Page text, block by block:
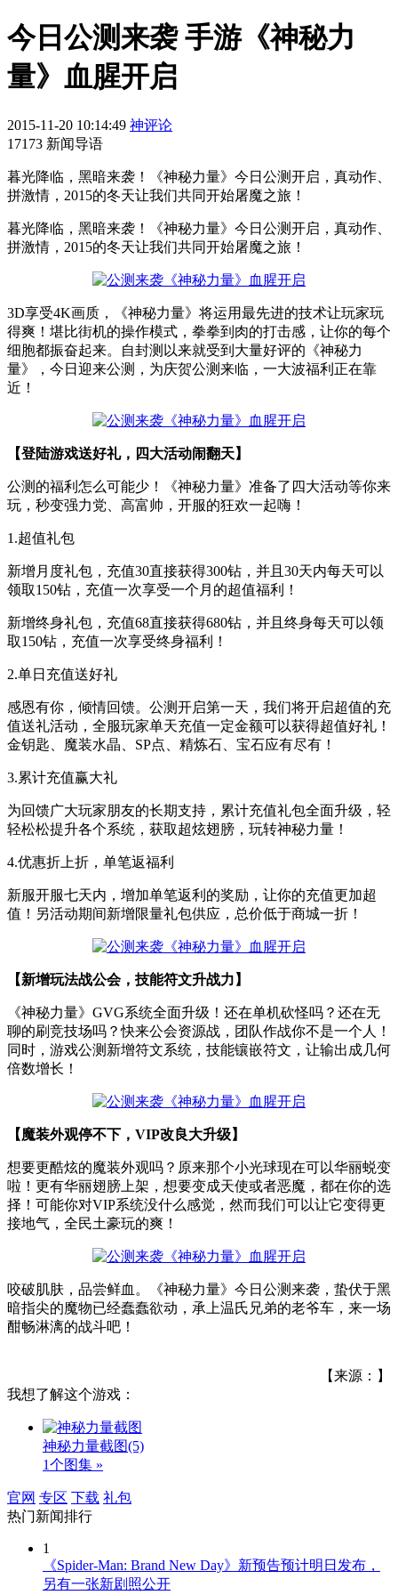
今日公测来袭 手游《神秘力
量》血腥开启
2015-11-20 10:14:49 神评论
17173 新闻导语
暮光降临，黑暗来袭！《神秘力量》今日公测开启，真动作、
拼激情，2015的冬天让我们共同开始屠魔之旅！
暮光降临，黑暗来袭！《神秘力量》今日公测开启，真动作、
拼激情，2015的冬天让我们共同开始屠魔之旅！
3D享受4K画质，《神秘力量》将运用最先进的技术让玩家玩
得爽！堪比街机的操作模式，拳拳到肉的打击感，让你的每个
细胞都振奋起来。自封测以来就受到大量好评的《神秘力
量》，今日迎来公测，为庆贺公测来临，一大波福利正在靠
近！
【登陆游戏送好礼，四大活动闹翻天】
公测的福利怎么可能少！《神秘力量》准备了四大活动等你来
玩，秒变强力党、高富帅，开服的狂欢一起嗨！
1.超值礼包
新增月度礼包，充值30直接获得300钻，并且30天内每天可以
领取150钻，充值一次享受一个月的超值福利！
新增终身礼包，充值68直接获得680钻，并且终身每天可以领
取150钻，充值一次享受终身福利！
2.单日充值送好礼
感恩有你，倾情回馈。公测开启第一天，我们将开启超值的充
值送礼活动，全服玩家单天充值一定金额可以获得超值好礼！
金钥匙、魔装水晶、SP点、精炼石、宝石应有尽有！
3.累计充值赢大礼
为回馈广大玩家朋友的长期支持，累计充值礼包全面升级，轻
轻松松提升各个系统，获取超炫翅膀，玩转神秘力量！
4.优惠折上折，单笔返福利
新服开服七天内，增加单笔返利的奖励，让你的充值更加超
值！另活动期间新增限量礼包供应，总价低于商城一折！
【新增玩法战公会，技能符文升战力】
《神秘力量》GVG系统全面升级！还在单机砍怪吗？还在无
聊的刷竞技场吗？快来公会资源战，团队作战你不是一个人！
同时，游戏公测新增符文系统，技能镶嵌符文，让输出成几何
倍数增长！
【魔装外观停不下，VIP改良大升级】
想要更酷炫的魔装外观吗？原来那个小光球现在可以华丽蜕变
啦！更有华丽翅膀上架，想要变成天使或者恶魔，都在你的选
择！可能你对VIP系统没什么感觉，然而我们可以让它变得更
接地气，全民土豪玩的爽！
咬破肌肤，品尝鲜血。《神秘力量》今日公测来袭，蛰伏于黑
暗指尖的魔物已经蠢蠢欲动，承上温氏兄弟的老爷车，来一场
酣畅淋漓的战斗吧！
【来源：】
我想了解这个游戏：
神秘力量截图(5)
1个图集 »
官网 专区 下载 礼包
热门新闻排行
1
《Spider-Man: Brand New Day》新预告预计明日发布，
另有一张新剧照公开